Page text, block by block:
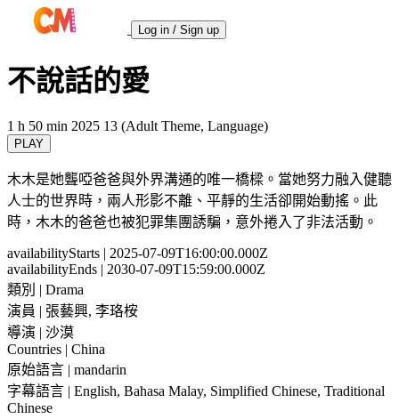
Log in / Sign up
不說話的愛
1 h 50 min 2025 13 (Adult Theme, Language)
PLAY
木木是她聾啞爸爸與外界溝通的唯一橋樑。當她努力融入健聽
人士的世界時，兩人形影不離、平靜的生活卻開始動搖。此
時，木木的爸爸也被犯罪集團誘騙，意外捲入了非法活動。
availabilityStarts | 2025-07-09T16:00:00.000Z
availabilityEnds | 2030-07-09T15:59:00.000Z
類別 | Drama
演員 | 張藝興, 李珞桉
導演 | 沙漠
Countries | China
原始語言 | mandarin
字幕語言 | English, Bahasa Malay, Simplified Chinese, Traditional
Chinese